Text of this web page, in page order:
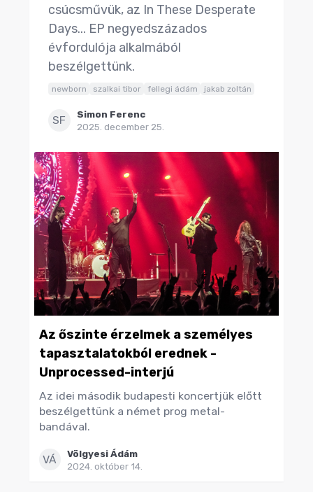
csúcsművük, az In These Desperate
Days... EP negyedszázados
évfordulója alkalmából
beszélgettünk.
newborn szalkai tibor fellegi ádám jakab zoltán
SF
Simon Ferenc
2025. december 25.
Az őszinte érzelmek a személyes
tapasztalatokból erednek -
Unprocessed-interjú
Az idei második budapesti koncertjük előtt
beszélgettünk a német prog metal-
bandával.
VÁ
Völgyesi Ádám
2024. október 14.